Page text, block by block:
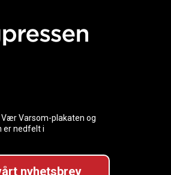
Varsom-plakaten og
er nedfelt i
nyhetsbrev